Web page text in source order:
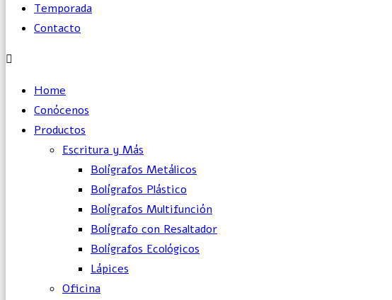
Temporada
Contacto
Home
Conócenos
Productos
Escritura y Más
Bolígrafos Metálicos
Bolígrafos Plástico
Bolígrafos Multifunción
Bolígrafo con Resaltador
Bolígrafos Ecológicos
Lápices
Oficina